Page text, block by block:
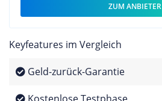
ZUM ANBIETER
Keyfeatures im Vergleich
Geld-zurück-Garantie